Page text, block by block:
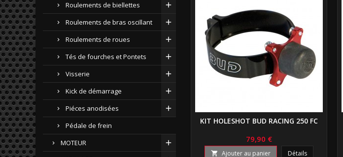
Roulements de biellettes
Roulements de bras oscillant
Roulements de roues
Tés de fourches et Pontets
Visserie
Kick de démarrage
Piéces anodisées
Pédale de frein
MOTEUR
KIT HOLESHOT BUD RACING 250 FC
79,90 €
 Ajouter au panier Détails